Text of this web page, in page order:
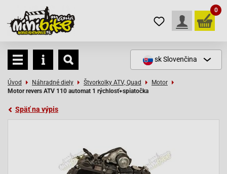
0
skSlovenčina
Úvod Náhradné diely Štvorkolky ATV, Quad
Motor
Motor revers ATV 110 automat 1 rýchlosť+spiatočka
Späť na výpis